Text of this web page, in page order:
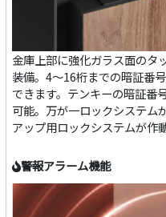
金庫上部に強化ガラス面のタ
装備。4～16桁までの暗証番
できます。テンキーの暗証番
可能。万が一ロックシステム
アップ用ロックシステムが作
警報アラーム機能